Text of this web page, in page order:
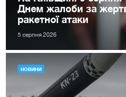
Днем жалоби за
ракетної атаки
5 серпня 2026
НОВИНИ